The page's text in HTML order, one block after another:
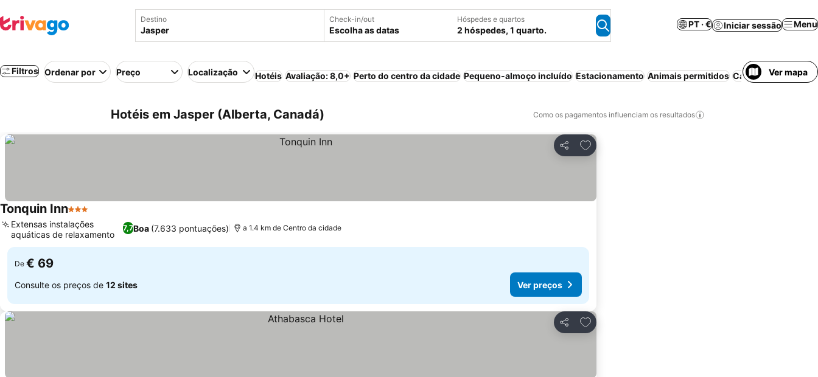
Destino Check-in/out
Escolha as datas
Hóspedes e quartos
2 hóspedes, 1 quarto.
PT · € Iniciar sessão Menu
Filtros Ordenar por Preço Localização Hotéis Avaliação: 8,0+ Perto do centro da cidade Pequeno-almoço incluído Estacionamento Animais permitidos Cancelamento
Ver mapa
Hotéis em Jasper (Alberta, Canadá) Como os pagamentos influenciam os resultados
Partilhar
Adicionar aos favoritos
Tonquin Inn3 Estrelas
7,7Boa (7.633 pontuações)
Extensas instalações
aquáticas de relaxamento
a 1.4 km de Centro da cidade
De € 69
Consulte os preços de 12 sites Ver preços
Partilhar
Adicionar aos favoritos